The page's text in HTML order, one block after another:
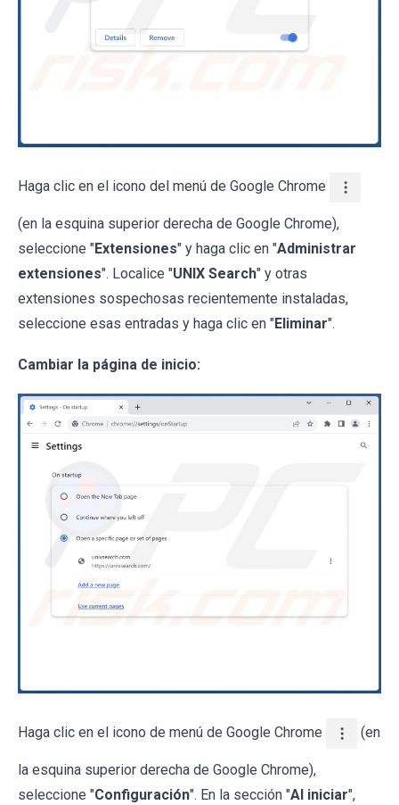
Haga clic en el icono del menú de Google Chrome
(en la esquina superior derecha de Google Chrome),
seleccione "Extensiones" y haga clic en "Administrar
extensiones". Localice "UNIX Search" y otras
extensiones sospechosas recientemente instaladas,
seleccione esas entradas y haga clic en "Eliminar".
Cambiar la página de inicio:
Haga clic en el icono de menú de Google Chrome (en
la esquina superior derecha de Google Chrome),
seleccione "Configuración". En la sección "Al iniciar",